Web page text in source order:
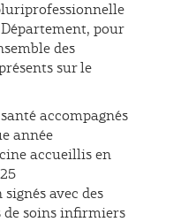
pour
des
sur le
accompagnés
année
accueillis en
avec des
soins infirmiers